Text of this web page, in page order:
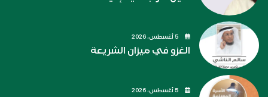
الغزو في ميزان الشريعة